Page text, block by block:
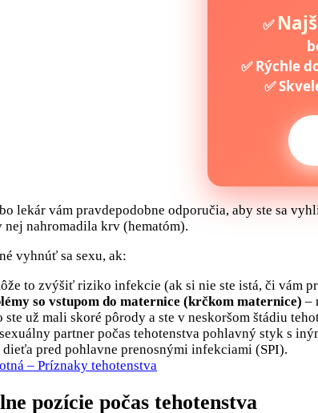
✅
✅ Rýchle
✅
lekár vám pravdepodobne odporučia, aby ste sa
nej nahromadila krv (hematóm).
vyhnúť sa sexu, ak:
to zvýšiť riziko infekcie (ak si nie ste istá, či vám
so vstupom do maternice (krčkom maternice) –
ste už mali skoré pôrody a ste v neskoršom štádiu
partner počas tehotenstva pohlavný styk s
pred pohlavne prenosnými infekciami (SPI).
– Príznaky tehotenstva
pozície počas tehotenstva